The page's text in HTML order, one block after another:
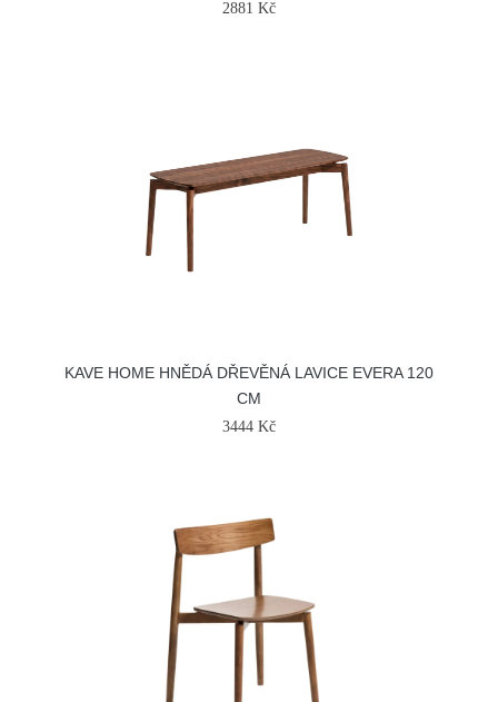
2881 Kč
KAVE HOME HNĚDÁ DŘEVĚNÁ LAVICE EVERA 120
CM
3444 Kč